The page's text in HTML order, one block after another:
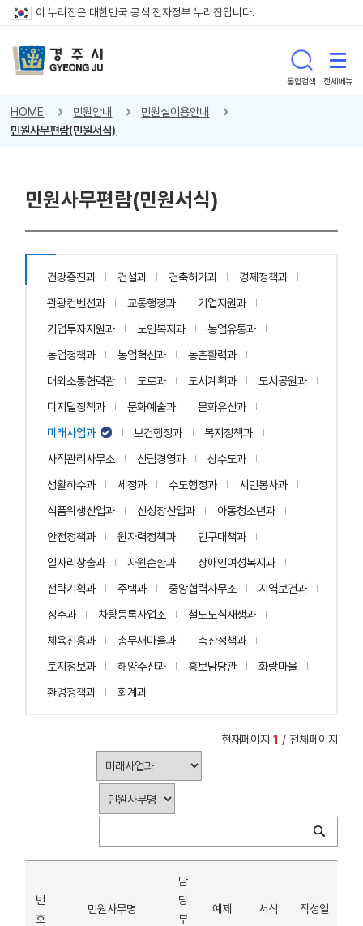
이 누리집은 대한민국 공식 전자정부 누리집입니다.
통합검색 전체메뉴
HOME 민원안내
민원실이용안내
민원사무편람(민원서식)
민원사무편람(민원서식)
건강증진과 건설과 건축허가과
경제정책과
관광컨벤션과
교통행정과
기업지원과
기업투자지원과
노인복지과
농업유통과
농업정책과
농업혁신과
농촌활력과
대외소통협력관
도로과 도시계획과
도시공원과
디지털정책과
문화예술과
문화유산과
미래사업과
보건행정과
복지정책과
사적관리사무소
산림경영과
상수도과
생활하수과
세정과 수도행정과
시민봉사과
식품위생산업과
신성장산업과
아동청소년과
안전정책과
원자력정책과
인구대책과
일자리창출과
자원순환과
장애인여성복지과
전략기획과
주택과 중앙협력사무소
지역보건과
징수과
차량등록사업소
철도도심재생과
체육진흥과
총무새마을과
축산정책과
토지정보과
해양수산과 홍보담당관
화랑마을
환경정책과
회계과
현재페이지 1 / 전체페이지
번
호
민원사무명
담
당
부
예제 서식 작성일